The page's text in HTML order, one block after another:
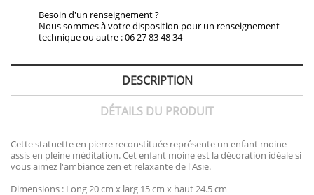
Besoin d'un renseignement ?
Nous sommes à votre disposition pour un renseignement
technique ou autre : 06 27 83 48 34
DESCRIPTION
DÉTAILS DU PRODUIT
Cette statuette en pierre reconstituée représente un enfant moine
assis en pleine méditation. Cet enfant moine est la décoration idéale si
vous aimez l'ambiance zen et relaxante de l'Asie.
Dimensions : Long 20 cm x larg 15 cm x haut 24.5 cm